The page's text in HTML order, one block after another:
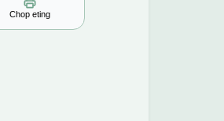
Chop eting